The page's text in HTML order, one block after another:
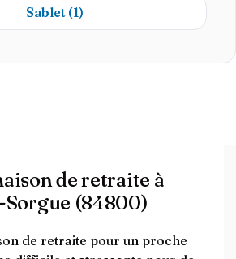
Sablet (1)
de retraite à
(84800)
de retraite pour un proche